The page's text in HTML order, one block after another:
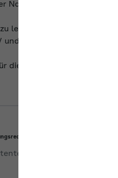
Nachpraktikum handelt,
leider nichts beim GKV-
und nicht auf die
die Antwort!
Beurteilung der Praktika im